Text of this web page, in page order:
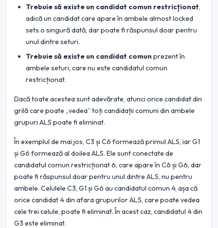
Trebuie să existe un candidat comun restricționat,
adică un candidat care apare în ambele almost locked
sets o singură dată, dar poate fi răspunsul doar pentru
unul dintre seturi.
Trebuie să existe un candidat comun prezent în
ambele seturi, care nu este candidatul comun
restricționat.
Dacă toate acestea sunt adevărate, atunci orice candidat din
grilă care poate „vedea” toți candidații comuni din ambele
grupuri ALS poate fi eliminat.
În exemplul de mai jos, C3 și C6 formează primul ALS, iar G1
și G6 formează al doilea ALS. Ele sunt conectate de
candidatul comun restricționat 6, care apare în C6 și G6, dar
poate fi răspunsul doar pentru unul dintre ALS, nu pentru
ambele. Celulele C3, G1 și G6 au candidatul comun 4, așa că
orice candidat 4 din afara grupurilor ALS, care poate vedea
cele trei celule, poate fi eliminat. În acest caz, candidatul 4 din
G3 este eliminat.